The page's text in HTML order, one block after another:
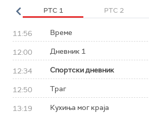
РТС 1 РТС 2
11:56 Време
12:00 Дневник 1
12:34 Спортски дневник
12:50 Траг
13:19 Кухиња мог краја